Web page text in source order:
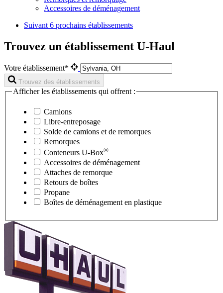
Accessoires de déménagement
Suivant 6 prochains établissements
Trouvez un établissement U-Haul
Votre établissement*
Trouvez des établissements
Afficher les établissements qui offrent :
Camions
Libre-entreposage
Solde de camions et de remorques
Remorques
Conteneurs U-Box®
Accessoires de déménagement
Attaches de remorque
Retours de boîtes
Propane
Boîtes de déménagement en plastique